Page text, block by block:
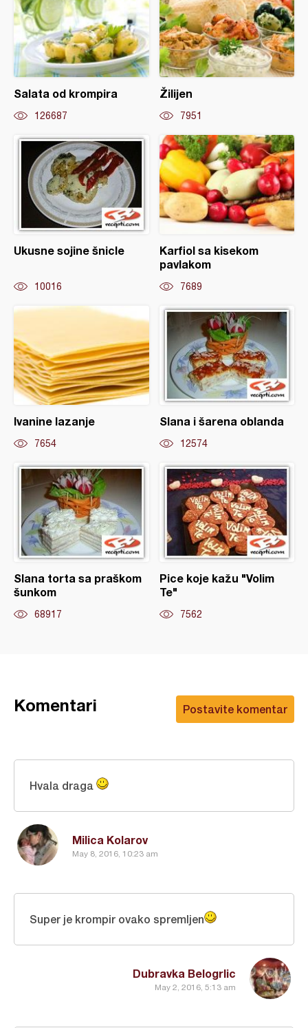
Salata od krompira
126687
Žilijen
7951
Ukusne sojine šnicle
10016
Karfiol sa kisekom
pavlakom
7689
Ivanine lazanje
7654
Slana i šarena oblanda
12574
Slana torta sa praškom
šunkom
68917
Pice koje kažu "Volim
Te"
7562
Postavite komentar
Komentari
Milica Kolarov
May 8, 2016, 10:23 am
Hvala draga
Dubravka Belogrlic
May 2, 2016, 5:13 am
Super je krompir ovako spremljen